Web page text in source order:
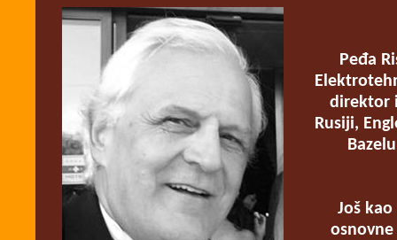
Peđa
direktor
Rusiji,
Još